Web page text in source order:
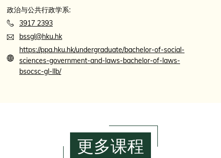
政治与公共行政学系:
3917 2393
bssgl@hku.hk
https://ppa.hku.hk/undergraduate/bachelor-of-social-
sciences-government-and-laws-bachelor-of-laws-
bsocsc-gl-llb/
更多课程